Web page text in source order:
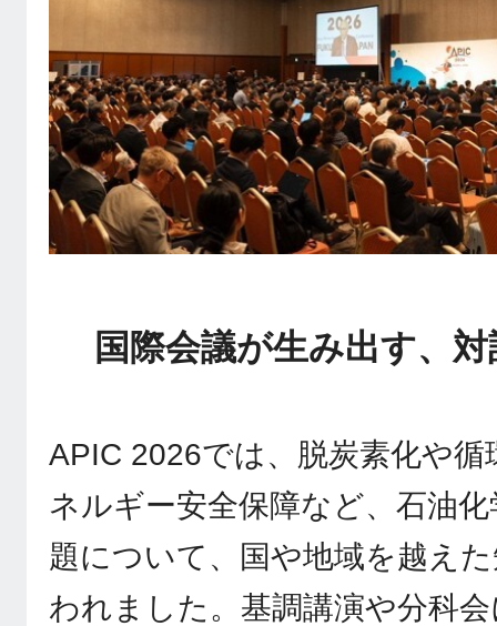
国際会議が生み出す、
APIC 2026では、脱炭素化や循
ネルギー安全保障など、石油
題について、国や地域を越え
われました。基調講演や分科